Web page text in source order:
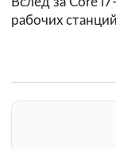
рабочих